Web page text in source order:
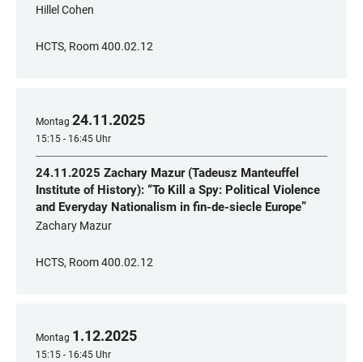
Hillel Cohen
HCTS, Room 400.02.12
Montag 24.11.2025
15:15 - 16:45 Uhr
24.11.2025 Zachary Mazur (Tadeusz Manteuffel
Institute of History): “To Kill a Spy: Political Violence
and Everyday Nationalism in fin-de-siecle Europe”
Zachary Mazur
HCTS, Room 400.02.12
Montag 1.12.2025
15:15 - 16:45 Uhr